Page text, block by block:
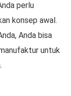
perlu
konsep awal.
Anda bisa
untuk